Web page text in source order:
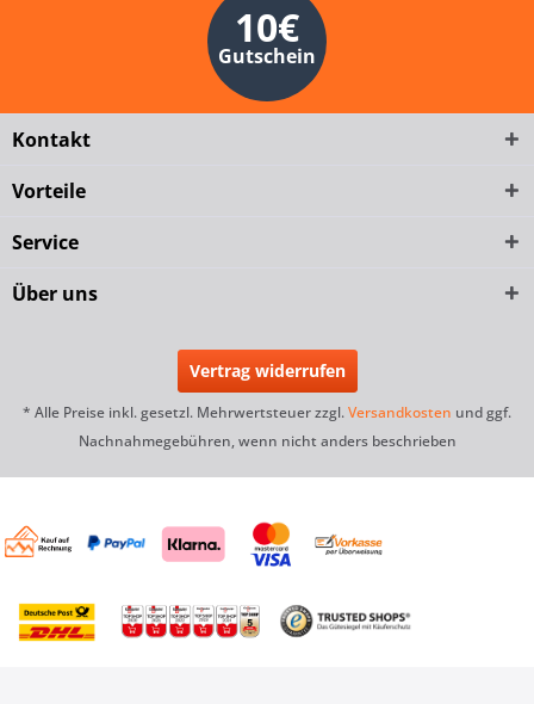
10€
Gutschein
Kontakt
Vorteile
Service
Über uns
Vertrag widerrufen
* Alle Preise inkl. gesetzl. Mehrwertsteuer zzgl.Versandkosten und ggf.
Nachnahmegebühren, wenn nicht anders beschrieben